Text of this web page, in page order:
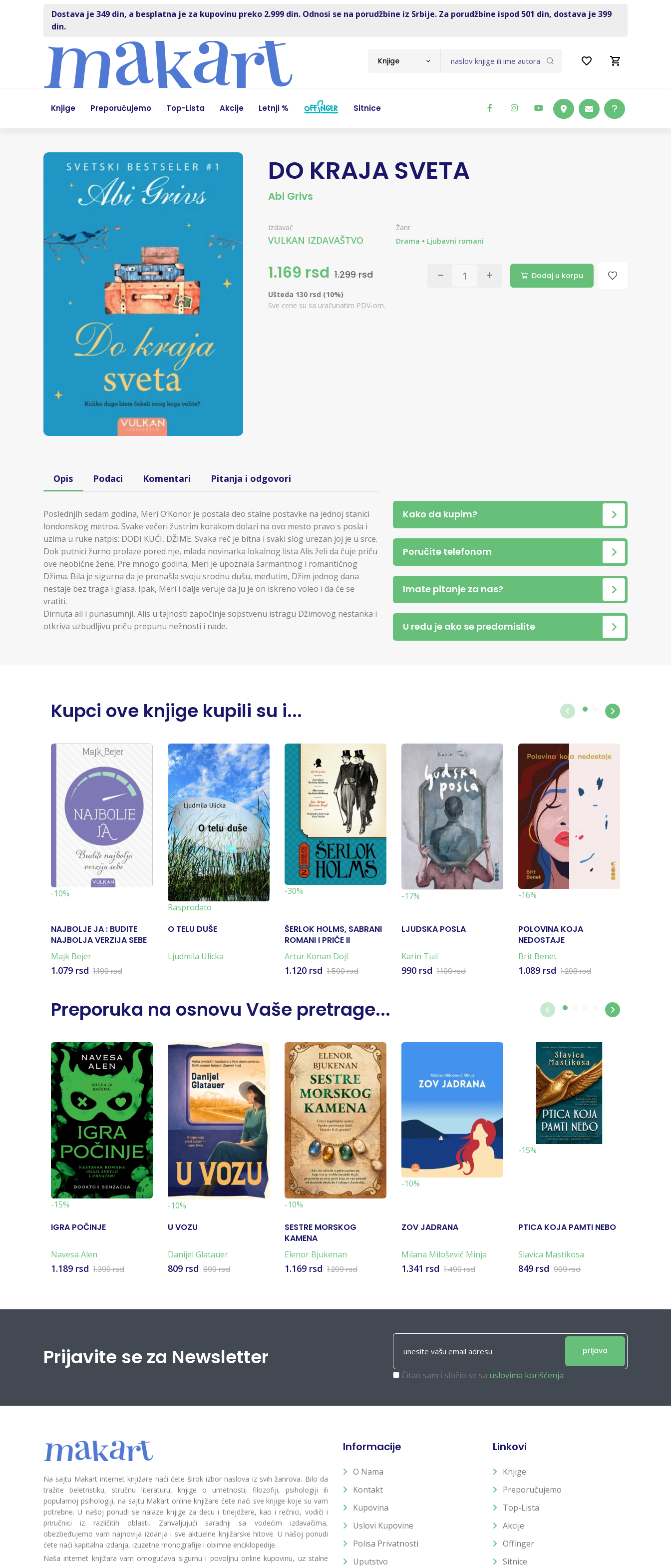
Dostava je 349 din, a besplatna je za kupovinu preko 2.999 din. Odnosi se na porudžbine iz Srbije. Za porudžbine ispod 501 din, dostava je 399
din.
Knjige
Knjige Preporučujemo Top-Lista Akcije Letnji % Sitnice
DO KRAJA SVETA
Abi Grivs
Izdavač
VULKAN IZDAVAŠTVO
Žanr
Drama
Ljubavni romani
1.169 rsd 1.299 rsd Dodaj u korpu
Ušteda 130 rsd (10%)
Sve cene su sa uračunatim PDV-om.
Opis Podaci Komentari Pitanja i odgovori
Poslednjih sedam godina, Meri O’Konor je postala deo stalne postavke na jednoj stanici
londonskog metroa. Svake večeri žustrim korakom dolazi na ovo mesto pravo s posla i
uzima u ruke natpis: DOĐI KUĆI, DŽIME. Svaka reč je bitna i svaki slog urezan joj je u srce.
Dok putnici žurno prolaze pored nje, mlada novinarka lokalnog lista Alis želi da čuje priču
ove neobične žene. Pre mnogo godina, Meri je upoznala šarmantnog i romantičnog
Džima. Bila je sigurna da je pronašla svoju srodnu dušu, međutim, Džim jednog dana
nestaje bez traga i glasa. Ipak, Meri i dalje veruje da ju je on iskreno voleo i da će se
vratiti.
Dirnuta ali i punasumnji, Alis u tajnosti započinje sopstvenu istragu Džimovog nestanka i
otkriva uzbudljivu priču prepunu nežnosti i nade.
Kako da kupim?
Poručite telefonom
Imate pitanje za nas?
U redu je ako se predomislite
Kupci ove knjige kupili su i...
-10%
NAJBOLJE JA : BUDITE
NAJBOLJA VERZIJA SEBE
Majk Bejer
1.079 rsd 1.199 rsd
Rasprodato
O TELU DUŠE
Ljudmila Ulicka
-30%
ŠERLOK HOLMS, SABRANI
ROMANI I PRIČE II
Artur Konan Dojl
1.120 rsd 1.599 rsd
-17%
LJUDSKA POSLA
Karin Tuil
990 rsd 1.199 rsd
-16%
POLOVINA KOJA
NEDOSTAJE
Brit Benet
1.089 rsd 1.298 rsd
Preporuka na osnovu Vaše pretrage...
-15%
IGRA POČINJE
Navesa Alen
1.189 rsd 1.399 rsd
-10%
U VOZU
Danijel Glatauer
809 rsd 899 rsd
-10%
SESTRE MORSKOG
KAMENA
Elenor Bjukenan
1.169 rsd 1.299 rsd
-10%
ZOV JADRANA
Milana Milošević Minja
1.341 rsd 1.490 rsd
-15%
PTICA KOJA PAMTI NEBO
Slavica Mastikosa
849 rsd 999 rsd
Prijavite se za Newsletter prijava
Čitao sam i složio se sa uslovima korišćenja
Na sajtu Makart internet knjižare naći ćete širok izbor naslova iz svih žanrova. Bilo da
tražite beletristiku, stručnu literaturu, knjige o umetnosti, filozofiji, psihologiji ili
popularnoj psihologiji, na sajtu Makart online knjižare ćete naći sve knjige koje su vam
potrebne. U našoj ponudi se nalaze knjige za decu i tinejdžere, kao i rečnici, vodiči i
priručnici iz različitih oblasti. Zahvaljujući saradnji sa vodećim izdavačima,
obezbeđujemo vam najnovija izdanja i sve aktuelne knjižarske hitove. U našoj ponudi
ćete naći kapitalna izdanja, izuzetne monografije i obimne enciklopedije.
Naša internet knjižara vam omogućava sigurnu i povoljnu online kupovinu, uz stalne
Informacije
O Nama
Kontakt
Kupovina
Uslovi Kupovine
Polisa Privatnosti
Uputstvo
Linkovi
Knjige
Preporučujemo
Top-Lista
Akcije
Offinger
Sitnice